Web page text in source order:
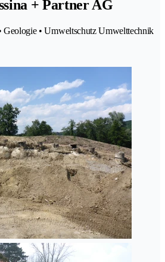
+ Partner AG
Geologie • Umweltschutz Umwelttechnik